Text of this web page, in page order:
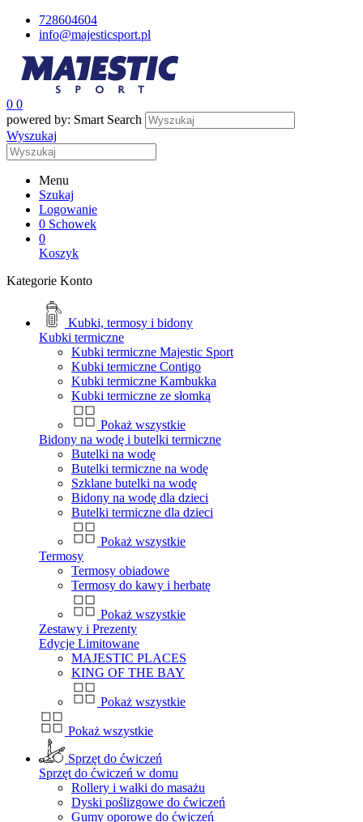
728604604
info@majesticsport.pl
0 0
powered by: Smart Search
Wyszukaj
Menu
Szukaj
Logowanie
0 Schowek
0
Koszyk
Kategorie Konto
Kubki, termosy i bidony
Kubki termiczne
Kubki termiczne Majestic Sport
Kubki termiczne Contigo
Kubki termiczne Kambukka
Kubki termiczne ze słomką
Pokaż wszystkie
Bidony na wodę i butelki termiczne
Butelki na wodę
Butelki termiczne na wodę
Szklane butelki na wodę
Bidony na wodę dla dzieci
Butelki termiczne dla dzieci
Pokaż wszystkie
Termosy
Termosy obiadowe
Termosy do kawy i herbatę
Pokaż wszystkie
Zestawy i Prezenty
Edycje Limitowane
MAJESTIC PLACES
KING OF THE BAY
Pokaż wszystkie
Pokaż wszystkie
Sprzęt do ćwiczeń
Sprzęt do ćwiczeń w domu
Rollery i wałki do masażu
Dyski poślizgowe do ćwiczeń
Gumy oporowe do ćwiczeń